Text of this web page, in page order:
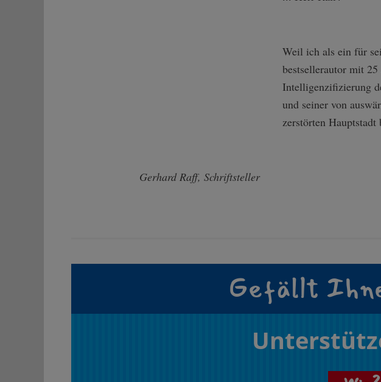
Weil ich als ein für
bestsellerautor mit
Intelligenzifizierung
und seiner von
zerstörten Hauptstadt
Gerhard Raff, Schriftsteller
Gefällt